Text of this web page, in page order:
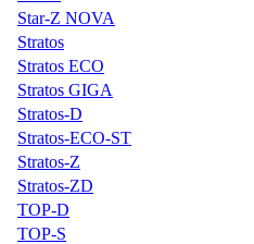
Star-Z NOVA
Stratos
Stratos ECO
Stratos GIGA
Stratos-D
Stratos-ECO-ST
Stratos-Z
Stratos-ZD
TOP-D
TOP-S